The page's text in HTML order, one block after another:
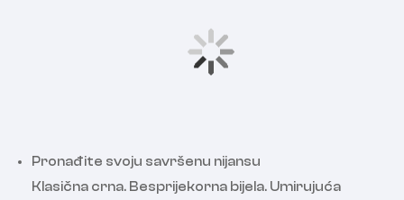
Pronađite svoju savršenu nijansu
Klasična crna. Besprijekorna bijela. Umirujuća